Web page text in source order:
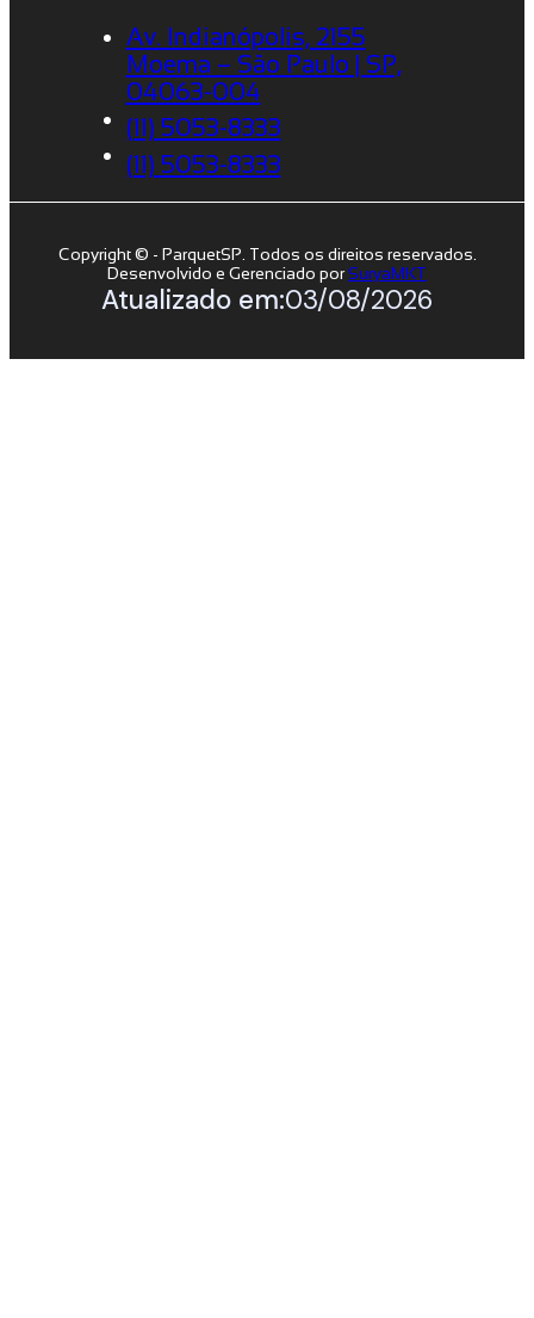
Av. Indianópolis, 2155
Moema – São Paulo | SP,
04063-004
(11) 5053-8333
(11) 5053-8333
Copyright © - ParquetSP. Todos os direitos reservados.
Desenvolvido e Gerenciado porSuryaMKT
Atualizado em:03/08/2026